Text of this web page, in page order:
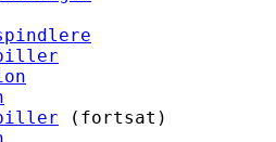
biller
biller (fortsat)